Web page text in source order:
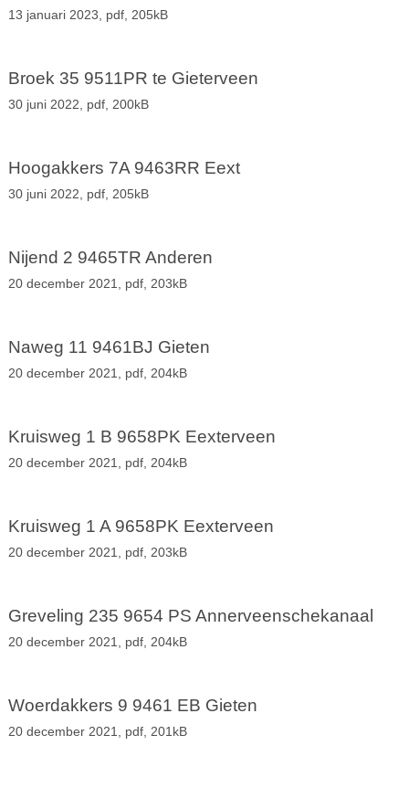
13 januari 2023, pdf, 205kB
Broek 35 9511PR te Gieterveen
30 juni 2022, pdf, 200kB
Hoogakkers 7A 9463RR Eext
30 juni 2022, pdf, 205kB
Nijend 2 9465TR Anderen
20 december 2021, pdf, 203kB
Naweg 11 9461BJ Gieten
20 december 2021, pdf, 204kB
Kruisweg 1 B 9658PK Eexterveen
20 december 2021, pdf, 204kB
Kruisweg 1 A 9658PK Eexterveen
20 december 2021, pdf, 203kB
Greveling 235 9654 PS Annerveenschekanaal
20 december 2021, pdf, 204kB
Woerdakkers 9 9461 EB Gieten
20 december 2021, pdf, 201kB